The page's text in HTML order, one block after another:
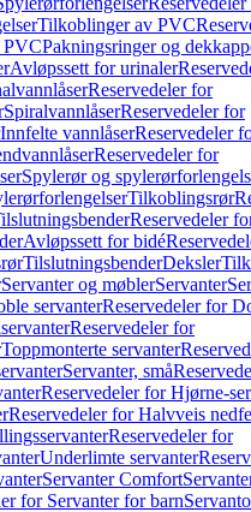
Tilkoblinger av PVC
PVCPakningsringer og
Avløpssett for urinaler
Reservedeler for
SpiralvannlåserReservedeler for
Innfelte vannlåserReservedeler
Reservedeler for
Spylerør og
Tilkoblingsrør
Reservedeler
Avløpssett for bidé
TilslutningsbenderDeksler
Servanter og møblerServanter
servanterReservedeler for
Reservedeler for
Toppmonterte servanter
Servanter, små
Reservedeler for Hjørne-
Reservedeler for Halvveis
Reservedeler for
Underlimte servanter
Servanter Comfort
for Servanter for barn